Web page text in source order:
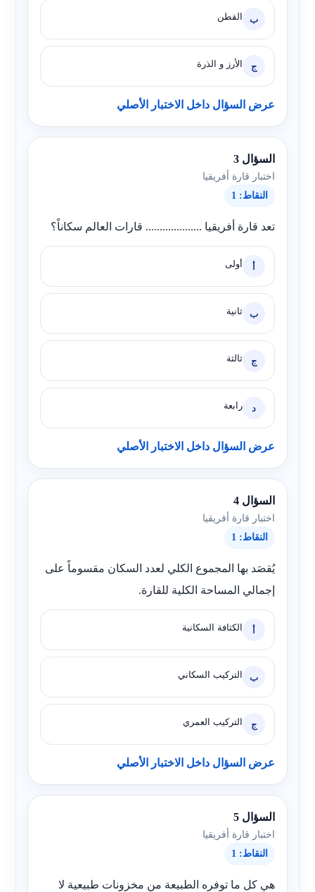
ب القطن
ج الأرز و الذرة
عرض السؤال داخل الاختبار الأصلي
السؤال 3
اختبار قارة أفريقيا
النقاط: 1
تعد قارة أفريقيا .................... قارات العالم سكاناً؟
أ أولى
ب ثانية
ج ثالثة
د رابعة
عرض السؤال داخل الاختبار الأصلي
السؤال 4
اختبار قارة أفريقيا
النقاط: 1
يُقصَد بها المجموع الكلي لعدد السكان مقسوماً على
إجمالي المساحة الكلية للقارة.
أ الكثافة السكانية
ب التركيب السكاني
ج التركيب العمري
عرض السؤال داخل الاختبار الأصلي
السؤال 5
اختبار قارة أفريقيا
النقاط: 1
هي كل ما توفره الطبيعة من مخزونات طبيعية لا